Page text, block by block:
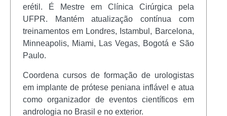
erétil. É Mestre em Clínica Cirúrgica pela
UFPR. Mantém atualização contínua com
treinamentos em Londres, Istambul, Barcelona,
Minneapolis, Miami, Las Vegas, Bogotá e São
Paulo.
Coordena cursos de formação de urologistas
em implante de prótese peniana inflável e atua
como organizador de eventos científicos em
andrologia no Brasil e no exterior.